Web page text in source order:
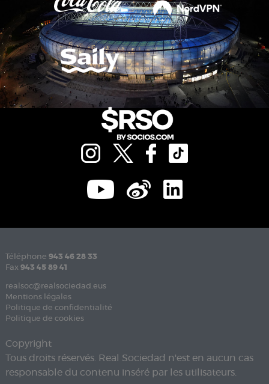
Téléphone 943 46 28 33
Fax 943 45 89 41
realsoc@realsociedad.eus
Mentions légales
Politique de confidentialité
Politique de cookies
Copyright
Tous droits réservés. Real Sociedad n'est en aucun cas
responsable du contenu inséré par les utilisateurs.